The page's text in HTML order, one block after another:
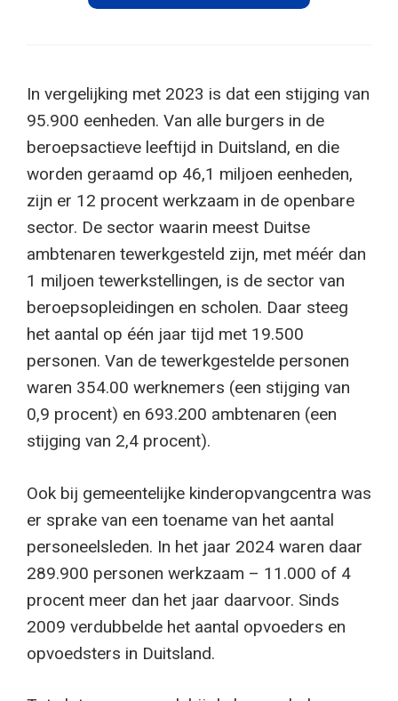
In vergelijking met 2023 is dat een stijging van
95.900 eenheden. Van alle burgers in de
beroepsactieve leeftijd in Duitsland, en die
worden geraamd op 46,1 miljoen eenheden,
zijn er 12 procent werkzaam in de openbare
sector. De sector waarin meest Duitse
ambtenaren tewerkgesteld zijn, met méér dan
1 miljoen tewerkstellingen, is de sector van
beroepsopleidingen en scholen. Daar steeg
het aantal op één jaar tijd met 19.500
personen. Van de tewerkgestelde personen
waren 354.00 werknemers (een stijging van
0,9 procent) en 693.200 ambtenaren (een
stijging van 2,4 procent).
Ook bij gemeentelijke kinderopvangcentra was
er sprake van een toename van het aantal
personeelsleden. In het jaar 2024 waren daar
289.900 personen werkzaam – 11.000 of 4
procent meer dan het jaar daarvoor. Sinds
2009 verdubbelde het aantal opvoeders en
opvoedsters in Duitsland.